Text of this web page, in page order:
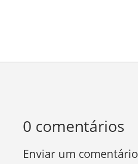
0 comentários
Enviar um comentário